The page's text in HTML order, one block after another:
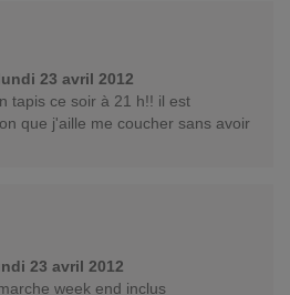
23 avril 2012
tapis ce soir à 21 h!! il est
que j'aille me coucher sans avoir
23 avril 2012
week end inclus